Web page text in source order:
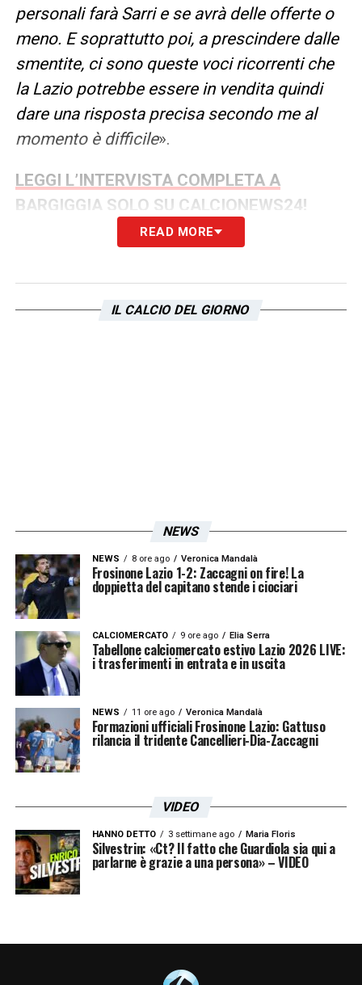
personali farà Sarri e se avrà delle offerte o
meno. E soprattutto poi, a prescindere dalle
smentite, ci sono queste voci ricorrenti che
la Lazio potrebbe essere in vendita quindi
dare una risposta precisa secondo me al
momento è difficile».
LEGGI L’INTERVISTA COMPLETA A
BARGIGGIA SOLO SU CALCIONEWS24!
READ MORE
IL CALCIO DEL GIORNO
NEWS
NEWS 8 ore ago Veronica Mandalà
Frosinone Lazio 1-2: Zaccagni on fire! La
doppietta del capitano stende i ciociari
CALCIOMERCATO 9 ore ago Elia Serra
Tabellone calciomercato estivo Lazio 2026 LIVE:
i trasferimenti in entrata e in uscita
NEWS 11 ore ago Veronica Mandalà
Formazioni ufficiali Frosinone Lazio: Gattuso
rilancia il tridente Cancellieri-Dia-Zaccagni
VIDEO
HANNO DETTO 3 settimane ago Maria Floris
Silvestrin: «Ct? Il fatto che Guardiola sia qui a
parlarne è grazie a una persona» – VIDEO